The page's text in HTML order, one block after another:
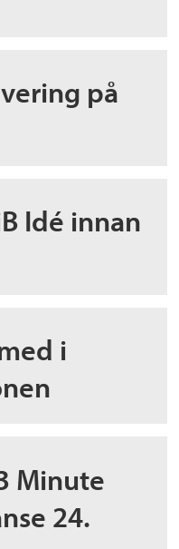
på
Idé innan
i
Minute
24.